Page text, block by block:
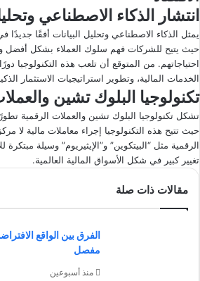
انتشار الذكاء الاصطناعي
يمثل الذكاء الاصطناعي وتحليل البيانات أفقًا جديدًا
حيث يتيح للشركات فهم سلوك العملاء بشكل
احتياجاتهم. من المتوقع أن تلعب هذه التكنولوجيا
الخدمات المالية، وتطوير استراتيجيات الاستثمار
تكنولوجيا البلوك تشين
تشكل تكنولوجيا البلوك تشين والعملات الرقمية
حيث تتيح هذه التكنولوجيا إجراء معاملات مالية لا
الرقمية مثل “البيتكوين” و”الإيثيريوم” وسيلة مبتكرة
تغيير كبير في شكل الأسواق المالية العالمية.
مقالات ذات صلة
الفرق بين الواقع
مفصل
منذ أسبوعين